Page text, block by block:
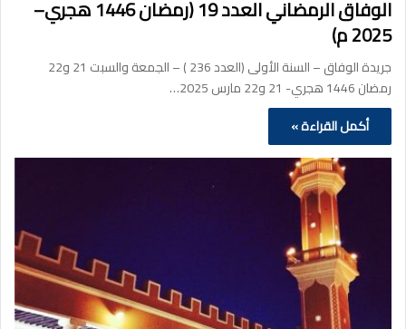
الوفاق الرمضاني العدد 19 (رمضان 1446 هجري–
2025 م)
جريدة الوفاق – السنة الأولى (العدد 236 ) – الجمعة والسبت 21 و22
رمضان 1446 هجري- 21 و22 مارس 2025…
أكمل القراءة »